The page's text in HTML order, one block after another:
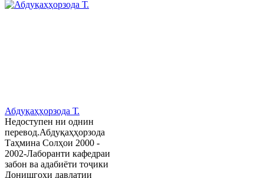
Абдуқаҳҳорзода Т.
Недоступен ни однин
перевод.Абдуқаҳҳорзода
Таҳмина Солҳои 2000 -
2002-Лаборанти кафедраи
забон ва адабиёти тоҷики
Донишгоҳи давлатии